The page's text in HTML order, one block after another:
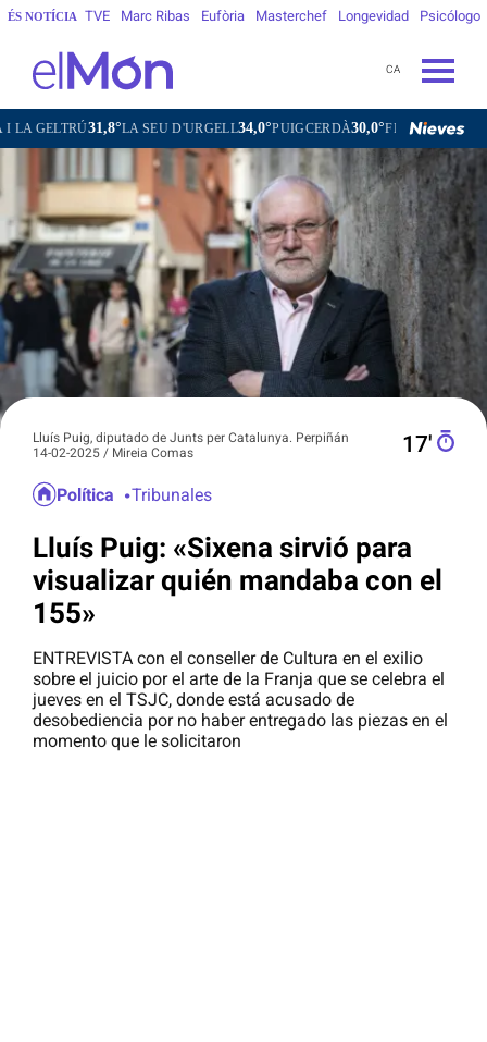
ÉS NOTÍCIA TVE Marc Ribas Eufòria Masterchef Longevidad Psicólogo
CA
SEU D'URGELL34,0°PUIGCERDÀ30,0°FIGUERES33,7°GANDESA31,9°
Lluís Puig, diputado de Junts per Catalunya. Perpiñán
14-02-2025 / Mireia Comas
17′
Política Tribunales
Lluís Puig: «Sixena sirvió para
visualizar quién mandaba con el
155»
ENTREVISTA con el conseller de Cultura en el exilio
sobre el juicio por el arte de la Franja que se celebra el
jueves en el TSJC, donde está acusado de
desobediencia por no haber entregado las piezas en el
momento que le solicitaron